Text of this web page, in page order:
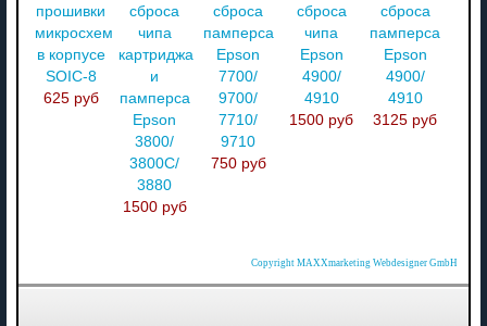
прошивки
микросхем
в корпусе
SOIC-8
625 руб
сброса
чипа
картриджа
и
памперса
Epson
3800/
3800С/
3880
1500 руб
сброса
памперса
Epson
7700/
9700/
7710/
9710
750 руб
сброса
чипа
Epson
4900/
4910
1500 руб
сброса
памперса
Epson
4900/
4910
3125 руб
Copyright MAXXmarketing Webdesigner GmbH